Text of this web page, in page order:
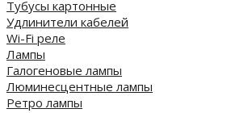
Тубусы картонные
Удлинители кабелей
Wi-Fi реле
Лампы
Галогеновые лампы
Люминесцентные лампы
Ретро лампы